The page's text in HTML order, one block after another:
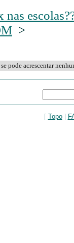
>
pode acrescentar
[ Topo|